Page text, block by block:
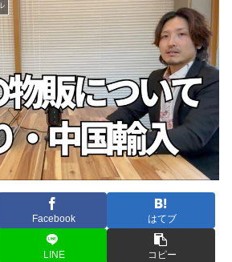
Facebook はてブ
LINE コピー